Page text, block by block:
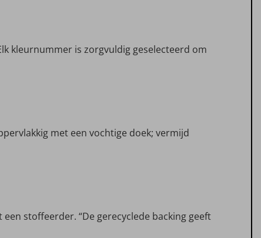
kleurnummer is zorgvuldig geselecteerd om
met een vochtige doek; vermijd
stoffeerder. “De gerecyclede backing geeft